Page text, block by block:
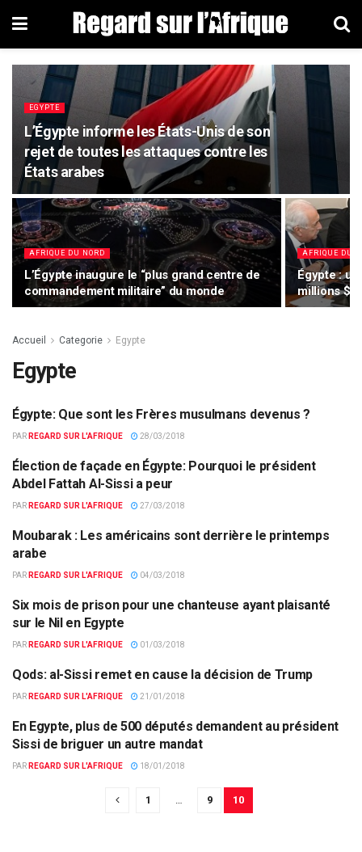
EGYPTE
L’Égypte informe les États-Unis de son
rejet de toutes les attaques contre les
États arabes
AFRIQUE DU NORD
L’Égypte inaugure le “plus grand centre de
commandement militaire” du monde
AFRIQUE DU
Égypte :
millions $
Accueil Categorie Egypte
Egypte
ACTUALITÉS PAR PAYS
Égypte: Que sont les Frères musulmans devenus ?
PAR REGARD SUR L'AFRIQUE 28/03/2018
ACTUALITÉS PAR PAYS
Élection de façade en Égypte: Pourquoi le président
Abdel Fattah Al-Sissi a peur
PAR REGARD SUR L'AFRIQUE 27/03/2018
ACTUALITÉS PAR PAYS
Moubarak : Les américains sont derrière le printemps
arabe
PAR REGARD SUR L'AFRIQUE 04/03/2018
ACTUALITÉS PAR PAYS
Six mois de prison pour une chanteuse ayant plaisanté
sur le Nil en Egypte
PAR REGARD SUR L'AFRIQUE 01/03/2018
ACTUALITÉS PAR PAYS
Qods: al-Sissi remet en cause la décision de Trump
PAR REGARD SUR L'AFRIQUE 21/01/2018
ACTUALITÉS PAR PAYS
En Egypte, plus de 500 députés demandent au président
Sissi de briguer un autre mandat
PAR REGARD SUR L'AFRIQUE 18/01/2018
1 … 9 10